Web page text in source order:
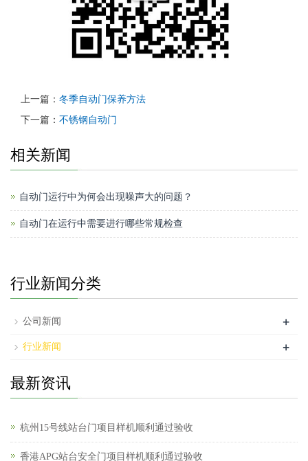
上一篇： 冬季自动门保养方法
下一篇： 不锈钢自动门
相关新闻
自动门运行中为何会出现噪声大的问题？
自动门在运行中需要进行哪些常规检查
行业新闻分类
公司新闻 +
行业新闻 +
最新资讯
杭州15号线站台门项目样机顺利通过验收
香港APG站台安全门项目样机顺利通过验收